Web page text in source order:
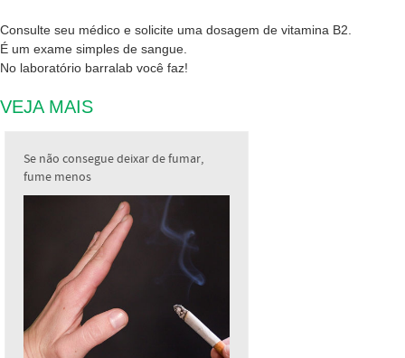
Consulte seu médico e solicite uma dosagem de vitamina B2.
É um exame simples de sangue.
No laboratório barralab você faz!
VEJA MAIS
Se não consegue deixar de fumar,
fume menos